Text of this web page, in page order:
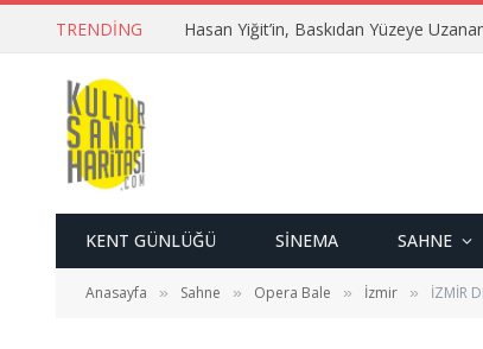
TRENDING Hasan Yiğit’in, Baskıdan Yüzeye
KENT GÜNLÜĞÜ SINEMA SAHNE
Anasayfa » Sahne » Opera Bale » İzmir » İZMİR